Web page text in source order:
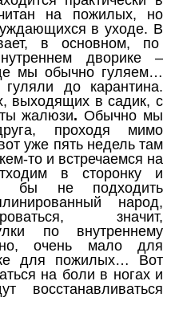
на пожилых, но
в уходе. В
в основном, по
дворике –
мы обычно гуляем…
до карантина.
выходящих в садик, с
жалюзи. Обычно мы
проходя мимо
уже пять недель там
то и встречаемся на
в сторонку и
бы не подходить
народ,
значит,
по внутреннему
очень мало для
для пожилых… Вот
на боли в ногах и
восстанавливаться